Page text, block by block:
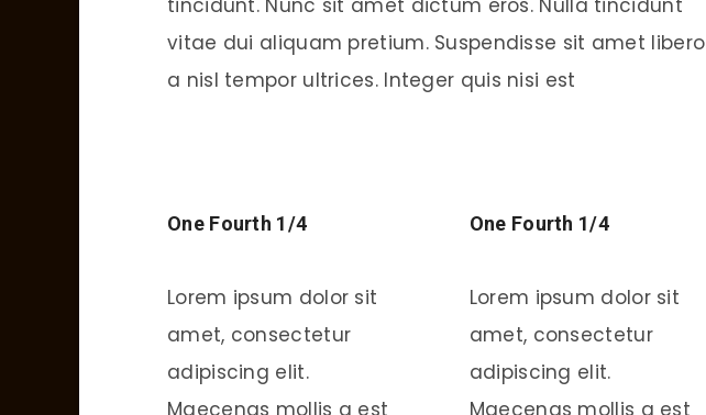
tincidunt. Nunc sit amet dictum eros. Nulla tincidunt
vitae dui aliquam pretium. Suspendisse sit amet libero
a nisl tempor ultrices. Integer quis nisi est
One Fourth 1/4
Lorem ipsum dolor sit
amet, consectetur
adipiscing elit.
Maecenas mollis a est
One Fourth 1/4
Lorem ipsum dolor sit
amet, consectetur
adipiscing elit.
Maecenas mollis a est